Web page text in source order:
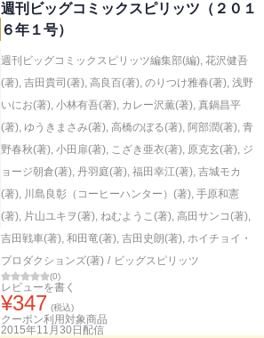
週刊ビッグコミックスピリッツ（２０１
６年１号）
週刊ビッグコミックスピリッツ編集部(編), 花沢健吾
(著), 吉田貴司(著), 高良百(著), のりつけ雅春(著), 浅野
いにお(著), 小林有吾(著), カレー沢薫(著), 真鍋昌平
(著), ゆうきまさみ(著), 高橋のぼる(著), 阿部潤(著), 青
野春秋(著), 小田扉(著), こざき亜衣(著), 原克玄(著), ジ
ョージ朝倉(著), 丹羽庭(著), 福田幸江(著), 吉城モカ
(著), 川島良彰（コーヒーハンター）(著), 手原和憲
(著), 片山ユキヲ(著), ねむようこ(著), 高田サンコ(著),
吉田戦車(著), 和田竜(著), 吉田史朗(著), ホイチョイ・
プロダクションズ(著) / ビッグスピリッツ
(0)
レビューを書く
¥347 (税込)
クーポン利用対象商品
2015年11月30日 配信